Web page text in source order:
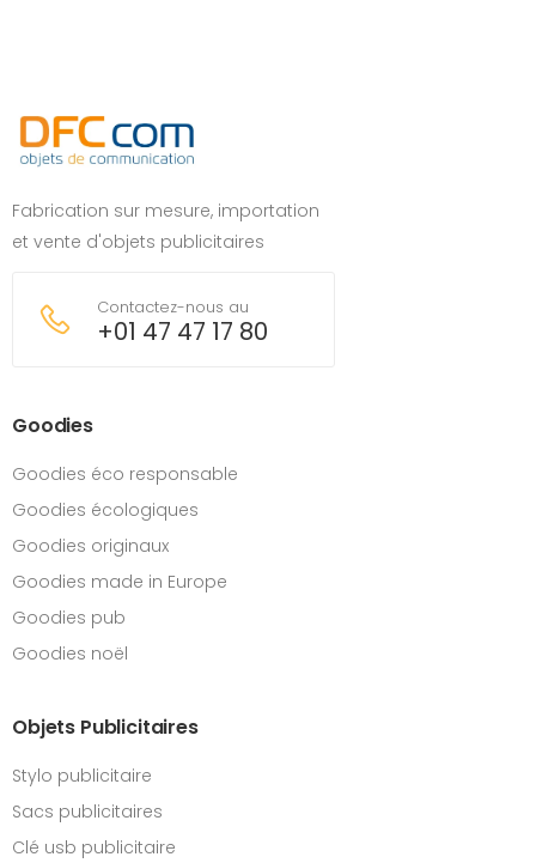
Fabrication sur mesure, importation
et vente d'objets publicitaires
Contactez-nous au
+01 47 47 17 80
Goodies
Goodies éco responsable
Goodies écologiques
Goodies originaux
Goodies made in Europe
Goodies pub
Goodies noël
Objets Publicitaires
Stylo publicitaire
Sacs publicitaires
Clé usb publicitaire